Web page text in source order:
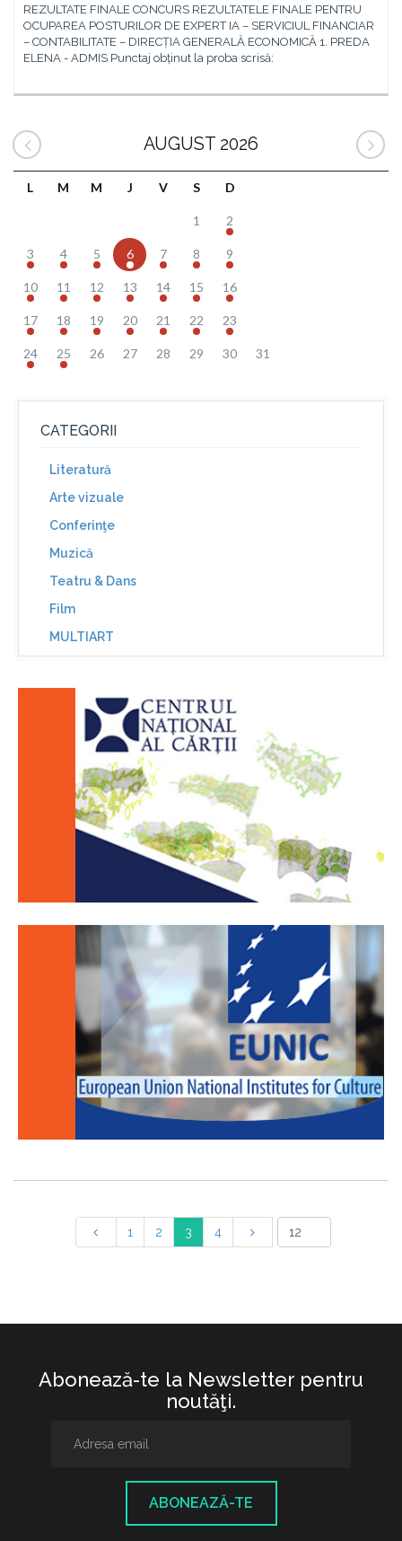
REZULTATE FINALE CONCURS REZULTATELE FINALE PENTRU
OCUPAREA POSTURILOR DE EXPERT IA – SERVICIUL FINANCIAR
– CONTABILITATE – DIRECȚIA GENERALĂ ECONOMICĂ 1. PREDA
ELENA - ADMIS Punctaj obținut la proba scrisă:
AUGUST 2026
L M M J V S D
1 2
3 4 5 6 7 8 9
10 11 12 13 14 15 16
17 18 19 20 21 22 23
24 25 26 27 28 29 30 31
CATEGORII
Literatură
Arte vizuale
Conferinţe
Muzică
Teatru & Dans
Film
MULTIART
1 2 3 4
Abonează-te la Newsletter pentru
noutăţi.
ABONEAZĂ-TE